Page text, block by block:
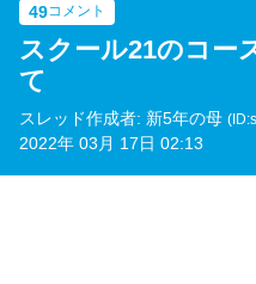
49コメント
スクール21のコー
て
スレッド作成者: 新5年の母
2022年 03月 17日 02:13